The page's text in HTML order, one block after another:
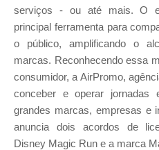
serviços - ou até mais. O
principal ferramenta para
o público, amplificando o
marcas. Reconhecendo essa
consumidor, a AirPromo,
conceber e operar jornadas
grandes marcas, empresas e
anuncia dois acordos de
Disney Magic Run e a marca